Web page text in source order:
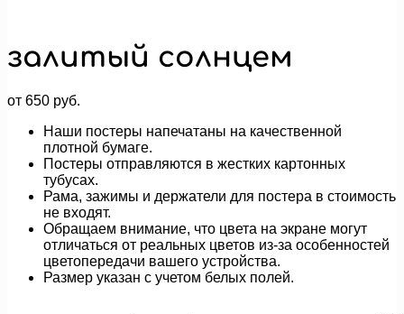
залитый солнцем
от 650 руб.
Наши постеры напечатаны на качественной
плотной бумаге.
Постеры отправляются в жестких картонных
тубусах.
Рама, зажимы и держатели для постера в стоимость
не входят.
Обращаем внимание, что цвета на экране могут
отличаться от реальных цветов из-за особенностей
цветопередачи вашего устройства.
Размер указан с учетом белых полей.